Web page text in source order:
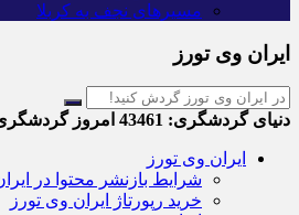
مسیرهای نجف به کربلا
ایران وی تورز
دنیای گردشگری: امروز
ایران وی تورز
شرایط بازنشر محتوا در
خرید رپورتاژ ایران وی تورز